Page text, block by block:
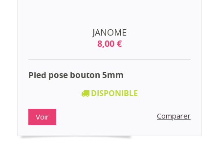
JANOME
8,00 €
Pied pose bouton 5mm
DISPONIBLE
Voir Comparer